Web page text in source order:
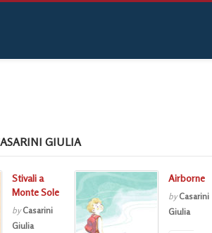
GIULIA
Stivali a
Monte Sole
byCasarini
Giulia
Airborne
byCasarini
Giulia